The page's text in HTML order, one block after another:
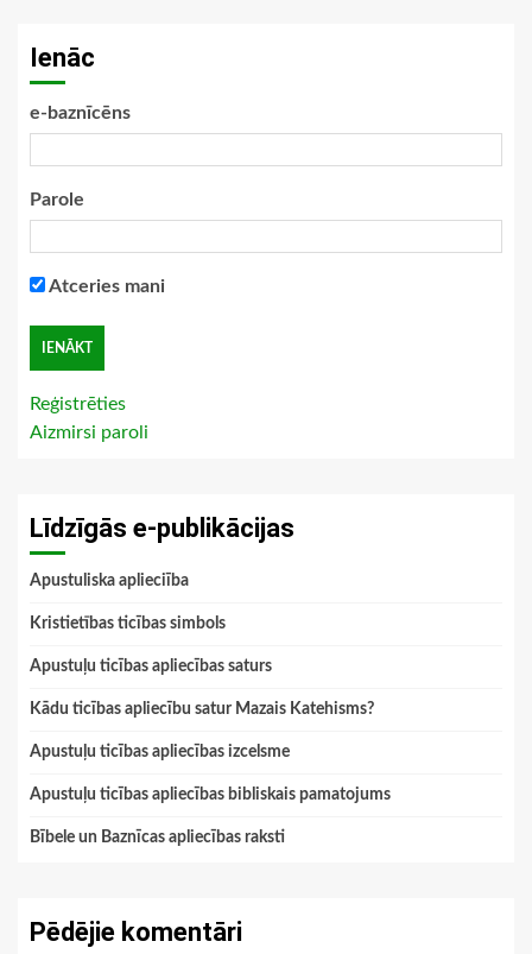
Ienāc
e-baznīcēns
Parole
Atceries mani
Reģistrēties
Aizmirsi paroli
Līdzīgās e-publikācijas
Apustuliska aplieciība
Kristietības ticības simbols
Apustuļu ticības apliecības saturs
Kādu ticības apliecību satur Mazais Katehisms?
Apustuļu ticības apliecības izcelsme
Apustuļu ticības apliecības bibliskais pamatojums
Bībele un Baznīcas apliecības raksti
Pēdējie komentāri